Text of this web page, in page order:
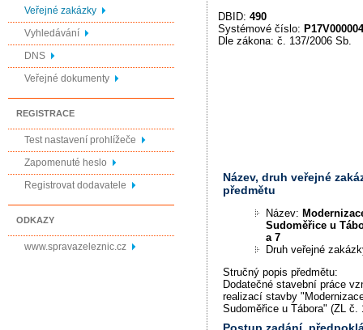
Veřejné zakázky
Vyhledávání
DNS
Veřejné dokumenty
REGISTRACE
Test nastavení prohlížeče
Zapomenuté heslo
Registrovat dodavatele
ODKAZY
www.spravazeleznic.cz
DBID: 490
Systémové číslo:
Dle zákona: č. 137/2006 Sb.
Název, druh veřejné
předmětu
Název:
Sudoměřice u
a 7
Druh veřejné
Stručný popis předmětu:
Dodatečné stavební práce
realizací stavby
Sudoměřice u Tábora" (ZL
Postup zadání,